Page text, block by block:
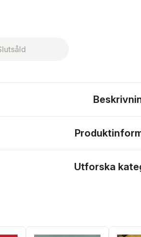
antal röster:
Utforska